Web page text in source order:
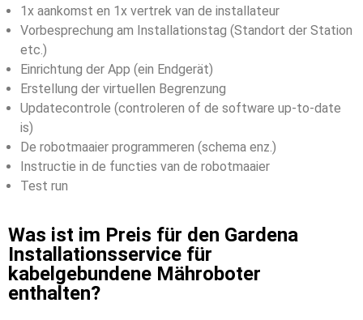
1x aankomst en 1x vertrek van de installateur
Vorbesprechung am Installationstag (Standort der Station
etc.)
Einrichtung der App (ein Endgerät)
Erstellung der virtuellen Begrenzung
Updatecontrole (controleren of de software up-to-date
is)
De robotmaaier programmeren (schema enz.)
Instructie in de functies van de robotmaaier
Test run
Was ist im Preis für den Gardena
Installationsservice für
kabelgebundene Mähroboter
enthalten?